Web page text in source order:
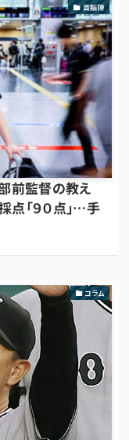
首脳陣
部前監督の教え
「９０点」…手
コラム